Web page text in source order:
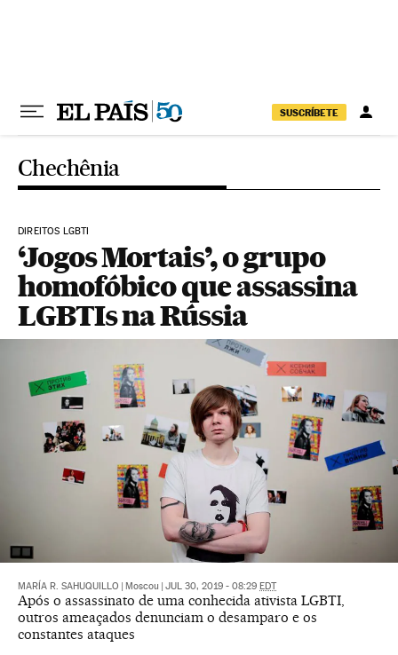
SUSCRÍBETE
Chechênia
DIREITOS LGBTI
‘Jogos Mortais’, o grupo
homofóbico que assassina
LGBTIs na Rússia
MARÍA R. SAHUQUILLO Moscou JUL 30, 2019 - 08:29 EDT
Após o assassinato de uma conhecida ativista LGBTI,
outros ameaçados denunciam o desamparo e os
constantes ataques